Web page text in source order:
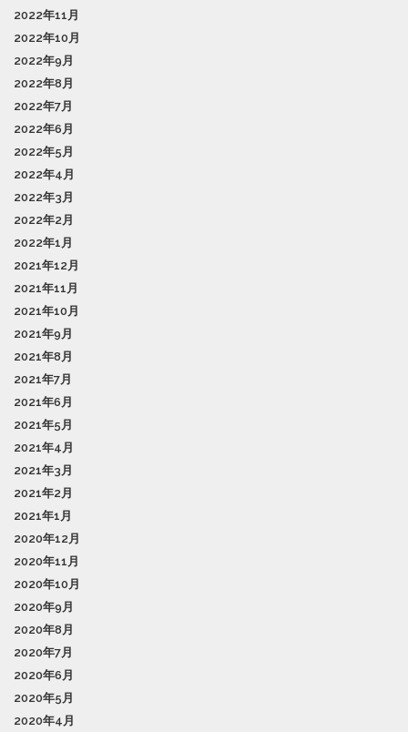
2022年11月
2022年10月
2022年9月
2022年8月
2022年7月
2022年6月
2022年5月
2022年4月
2022年3月
2022年2月
2022年1月
2021年12月
2021年11月
2021年10月
2021年9月
2021年8月
2021年7月
2021年6月
2021年5月
2021年4月
2021年3月
2021年2月
2021年1月
2020年12月
2020年11月
2020年10月
2020年9月
2020年8月
2020年7月
2020年6月
2020年5月
2020年4月